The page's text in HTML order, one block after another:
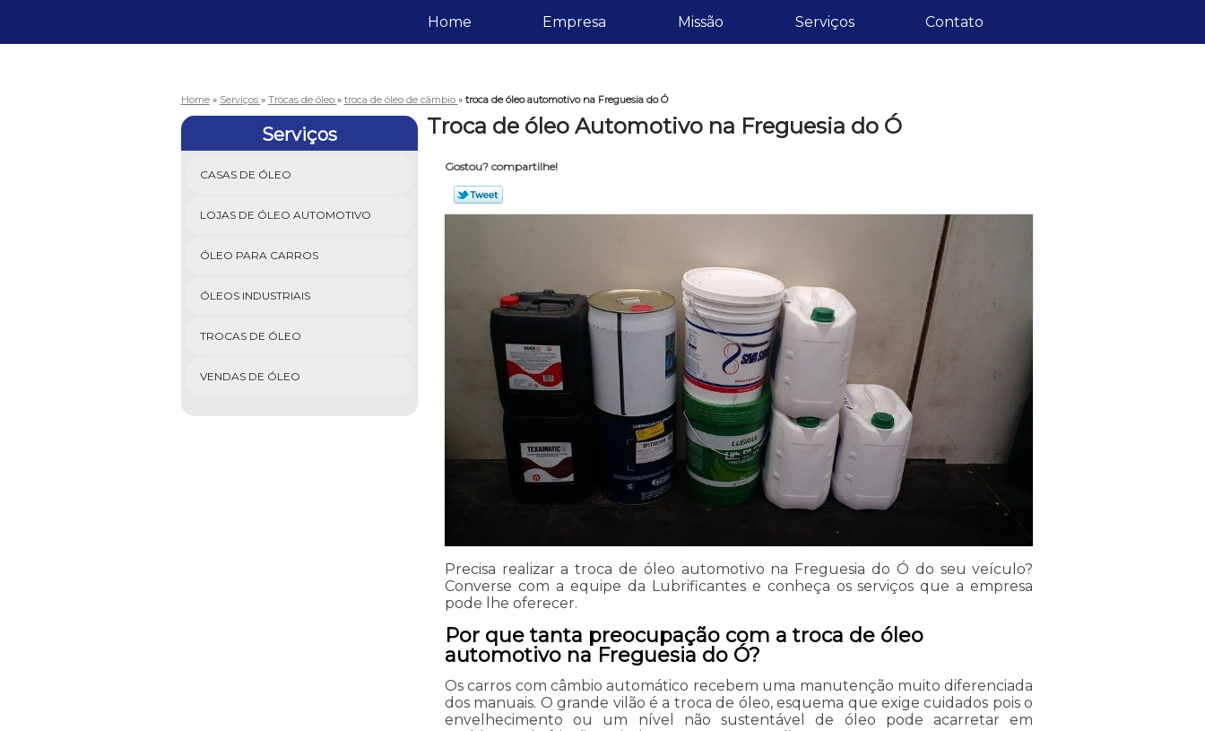
Home Empresa Missão Serviços Contato
Home » Serviços » Trocas de óleo » troca de óleo de câmbio » troca de óleo automotivo na Freguesia do Ó
Serviços
CASAS DE ÓLEO
LOJAS DE ÓLEO AUTOMOTIVO
ÓLEO PARA CARROS
ÓLEOS INDUSTRIAIS
TROCAS DE ÓLEO
VENDAS DE ÓLEO
Troca de óleo Automotivo na Freguesia do Ó
Gostou? compartilhe!
Precisa realizar a troca de óleo automotivo na Freguesia do Ó do seu veículo?
Converse com a equipe da Lubrificantes e conheça os serviços que a empresa
pode lhe oferecer.
Por que tanta preocupação com a troca de óleo
automotivo na Freguesia do Ó?
Os carros com câmbio automático recebem uma manutenção muito diferenciada
dos manuais. O grande vilão é a troca de óleo, esquema que exige cuidados pois o
envelhecimento ou um nível não sustentável de óleo pode acarretar em